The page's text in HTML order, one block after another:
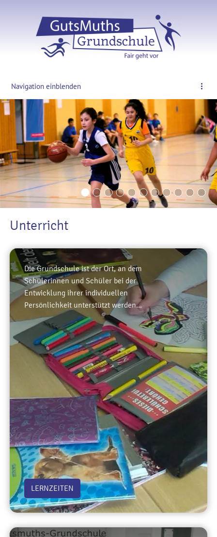
Navigation einblenden
Unterricht
Die Grundschule ist der Ort, an dem
Schülerinnen und Schüler bei der
Entwicklung ihrer individuellen
Persönlichkeit unterstützt werden...
LERNZEITEN